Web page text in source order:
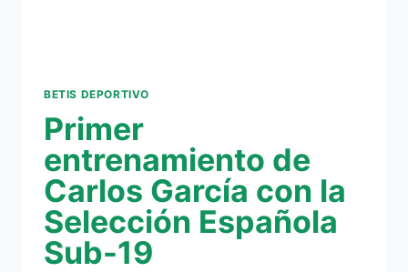
BETIS DEPORTIVO
Primer
entrenamiento de
Carlos García con la
Selección Española
Sub-19